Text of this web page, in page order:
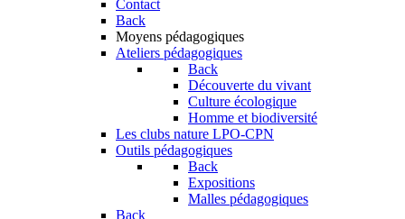
Contact
Back
Moyens pédagogiques
Ateliers pédagogiques
Back
Découverte du vivant
Culture écologique
Homme et biodiversité
Les clubs nature LPO-CPN
Outils pédagogiques
Back
Expositions
Malles pédagogiques
Back